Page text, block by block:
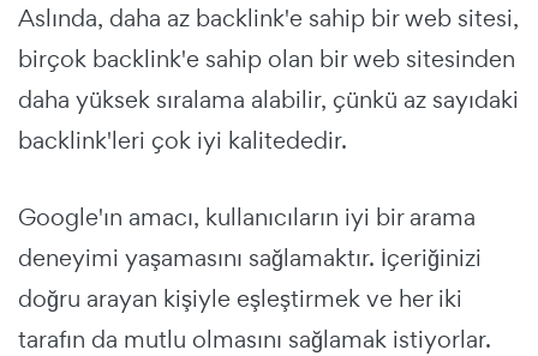
Aslında, daha az backlink'e sahip bir web sitesi,
birçok backlink'e sahip olan bir web sitesinden
daha yüksek sıralama alabilir, çünkü az sayıdaki
backlink'leri çok iyi kalitededir.
Google'ın amacı, kullanıcıların iyi bir arama
deneyimi yaşamasını sağlamaktır. İçeriğinizi
doğru arayan kişiyle eşleştirmek ve her iki
tarafın da mutlu olmasını sağlamak istiyorlar.